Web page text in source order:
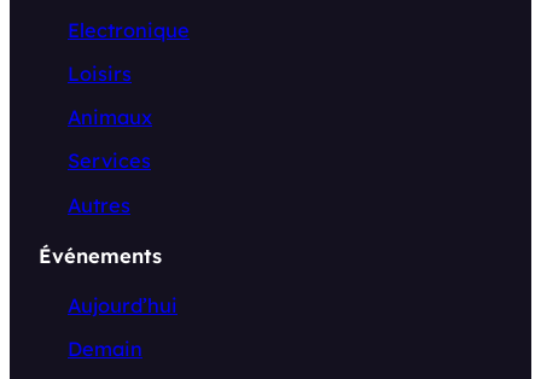
Electronique
Loisirs
Animaux
Services
Autres
Événements
Aujourd’hui
Demain